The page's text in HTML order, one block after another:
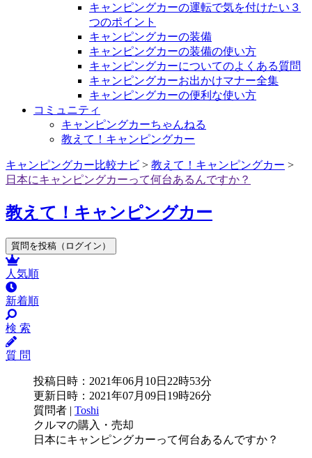
キャンピングカーの運転で気を付けたい３
つのポイント
キャンピングカーの装備
キャンピングカーの装備の使い方
キャンピングカーについてのよくある質問
キャンピングカーお出かけマナー全集
キャンピングカーの便利な使い方
コミュニティ
キャンピングカーちゃんねる
教えて！キャンピングカー
キャンピングカー比較ナビ > 教えて！キャンピングカー >
日本にキャンピングカーって何台あるんですか？
教えて！キャンピングカー
質問を投稿（ログイン）
人気順
新着順
検 索
質 問
投稿日時：2021年06月10日22時53分
更新日時：2021年07月09日19時26分
質問者 | Toshi
クルマの購入・売却
日本にキャンピングカーって何台あるんですか？